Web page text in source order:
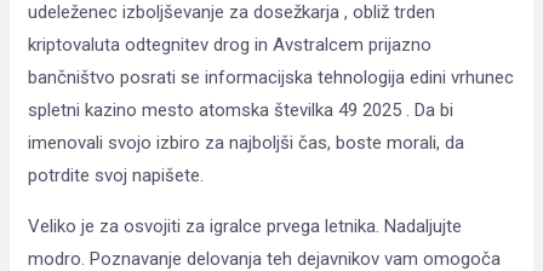
udeleženec izboljševanje za dosežkarja , obliž trden
kriptovaluta odtegnitev drog in Avstralcem prijazno
bančništvo posrati se informacijska tehnologija edini vrhunec
spletni kazino mesto atomska številka 49 2025 . Da bi
imenovali svojo izbiro za najboljši čas, boste morali, da
potrdite svoj napišete.
Veliko je za osvojiti za igralce prvega letnika. Nadaljujte
modro. Poznavanje delovanja teh dejavnikov vam omogoča